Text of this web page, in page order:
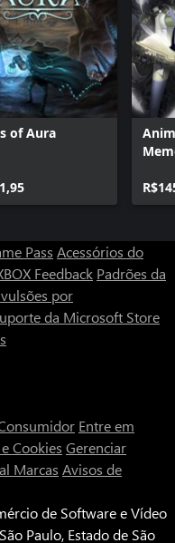
of Aura
Pass Acessórios do
Feedback Padrões da
por
da Microsoft Store
Entre em
Cookies Gerenciar
Marcas Avisos de
de Software e Vídeo
Paulo, Estado de São